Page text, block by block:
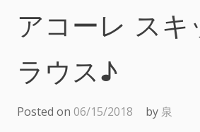
アコーレ スキ
ラウス♪
Posted on 06/15/2018 by 泉